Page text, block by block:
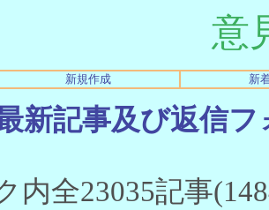
意
新規作成 新
新記事及び返信
内全23035記事